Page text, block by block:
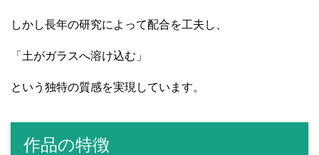
しかし長年の研究によって配合を工夫し、
「土がガラスへ溶け込む」
という独特の質感を実現しています。
作品の特徴